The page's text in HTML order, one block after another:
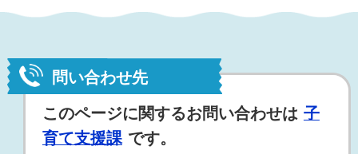
問い合わせ先
このページに関するお問い合わせは 子
育て支援課 です。